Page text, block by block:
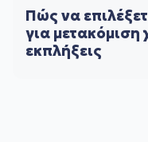
Πώς να
για
εκπλήξεις